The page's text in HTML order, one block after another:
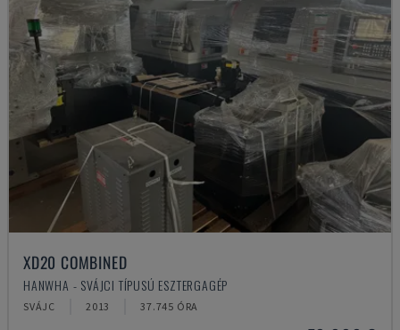
XD20 COMBINED
HANWHA - SVÁJCI TÍPUSÚ ESZTERGAGÉP
SVÁJC 2013 37.745 ÓRA